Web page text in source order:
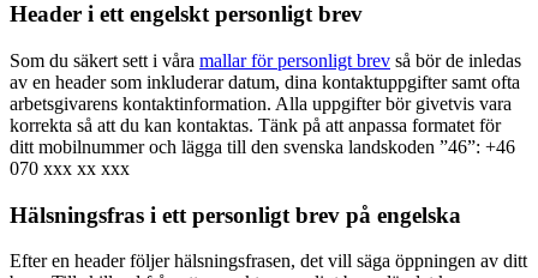
Header i ett engelskt personligt brev
Som du säkert sett i våra mallar för personligt brev så bör de inledas
av en header som inkluderar datum, dina kontaktuppgifter samt ofta
arbetsgivarens kontaktinformation. Alla uppgifter bör givetvis vara
korrekta så att du kan kontaktas. Tänk på att anpassa formatet för
ditt mobilnummer och lägga till den svenska landskoden ”46”: +46
070 xxx xx xxx
Hälsningsfras i ett personligt brev på engelska
Efter en header följer hälsningsfrasen, det vill säga öppningen av ditt